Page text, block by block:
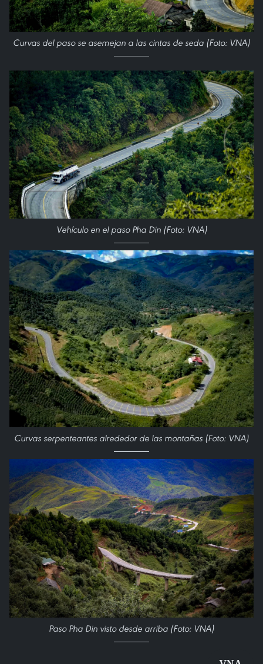
Curvas del paso se asemejan a las cintas de seda (Foto: VNA)
Vehículo en el paso Pha Din (Foto: VNA)
Curvas serpenteantes alrededor de las montañas (Foto: VNA)
Paso Pha Din visto desde arriba (Foto: VNA)